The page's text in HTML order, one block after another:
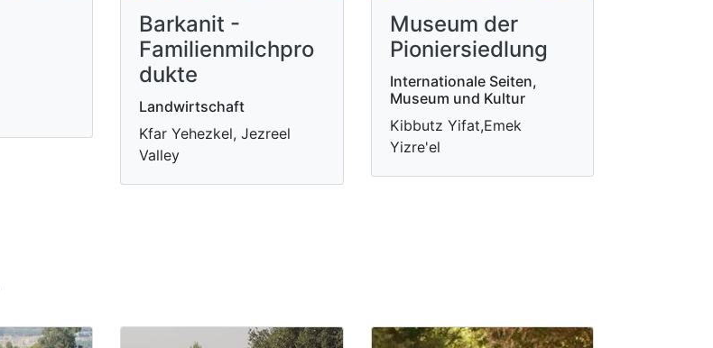
Barkanit -
Familienmilchpro
dukte
Landwirtschaft
Kfar Yehezkel, Jezreel
Valley
Museum der
Pioniersiedlung
Internationale Seiten,
Museum und Kultur
Kibbutz Yifat,Emek
Yizre'el